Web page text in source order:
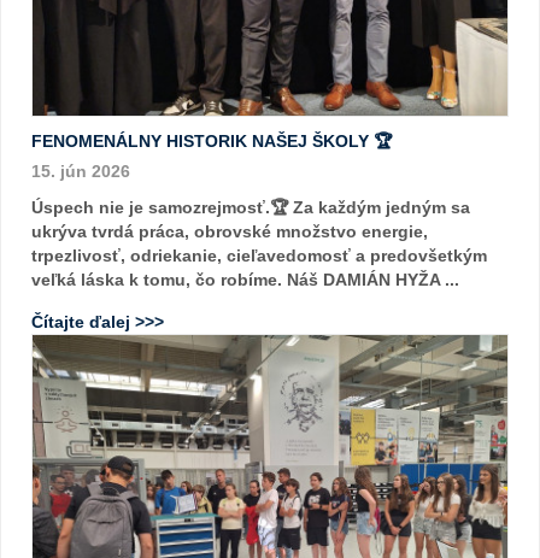
FENOMENÁLNY HISTORIK NAŠEJ ŠKOLY 🏆
15. jún 2026
Úspech nie je samozrejmosť.🏆 Za každým jedným sa
ukrýva tvrdá práca, obrovské množstvo energie,
trpezlivosť, odriekanie, cieľavedomosť a predovšetkým
veľká láska k tomu, čo robíme. Náš DAMIÁN HYŽA ...
Čítajte ďalej >>>